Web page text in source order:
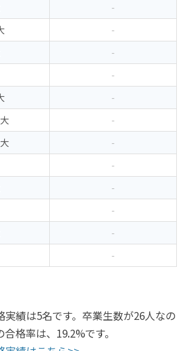
-
-
-
-
-
-
-
-
-
-
-
-
実績は5名です。卒業生数が26人なの
格率は、19.2%です。